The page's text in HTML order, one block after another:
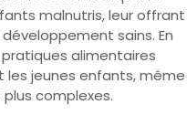
malnutris, leur offrant
sains. En
alimentaires
les jeunes enfants, même
complexes.